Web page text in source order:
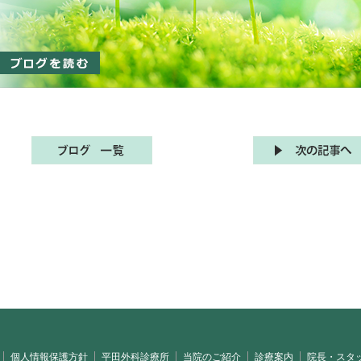
個人情報保護方針 平田外科診療所 当院のご紹介 診療案内 院長・スタ